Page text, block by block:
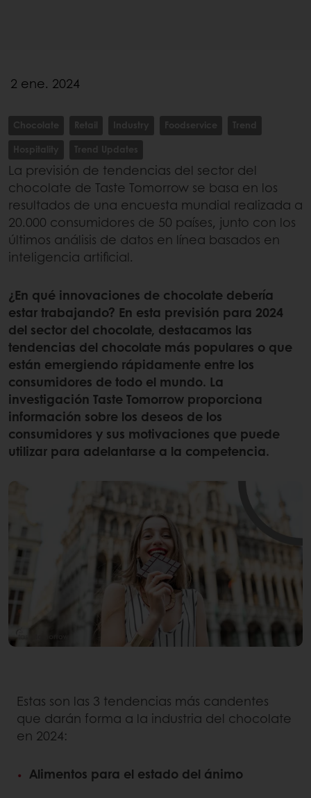
2 ene. 2024
Chocolate Retail Industry Foodservice
Trend
Hospitality
Trend Updates
La previsión de tendencias del sector del
chocolate de Taste Tomorrow se basa en los
resultados de una encuesta mundial realizada a
20.000 consumidores de 50 países, junto con los
últimos análisis de datos en línea basados en
inteligencia artificial.
¿En qué innovaciones de chocolate debería
estar trabajando? En esta previsión para 2024
del sector del chocolate, destacamos las
tendencias del chocolate más populares o que
están emergiendo rápidamente entre los
consumidores de todo el mundo. La
investigación Taste Tomorrow proporciona
información sobre los deseos de los
consumidores y sus motivaciones que puede
utilizar para adelantarse a la competencia.
Estas son las 3 tendencias más candentes
que darán forma a la industria del chocolate
en 2024:
Alimentos para el estado del ánimo